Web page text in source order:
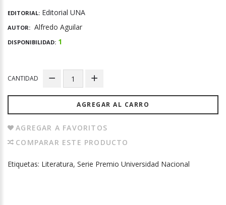
EDITORIAL: Editorial UNA
AUTOR: Alfredo Aguilar
DISPONIBILIDAD: 1
CANTIDAD
AGREGAR AL CARRO
AGREGAR A FAVORITOS
COMPARAR ESTE PRODUCTO
Etiquetas: Literatura, Serie Premio Universidad Nacional